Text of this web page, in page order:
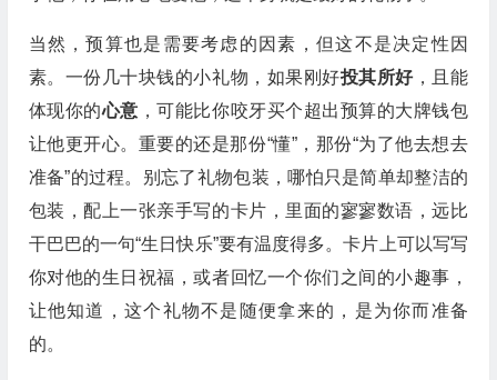
当然，预算也是需要考虑的因素，但这不是决定性因
素。一份几十块钱的小礼物，如果刚好投其所好，且能
体现你的心意 ，可能比你咬牙买个超出预算的大牌钱包
让他更开心。重要的还是那份“懂”，那份“为了他去想去
准备”的过程。别忘了礼物包装，哪怕只是简单却整洁的
包装，配上一张亲手写的卡片，里面的寥寥数语，远比
干巴巴的一句“生日快乐”要有温度得多。卡片上可以写写
你对他的生日祝福，或者回忆一个你们之间的小趣事，
让他知道，这个礼物不是随便拿来的，是为你而准备
的。